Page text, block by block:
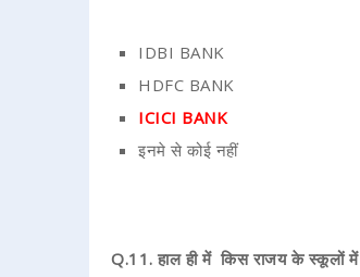
IDBI BANK
HDFC BANK
ICICI BANK
इनमे से कोई नहीं
Q.11. हाल ही में किस राजय के स्कूलों